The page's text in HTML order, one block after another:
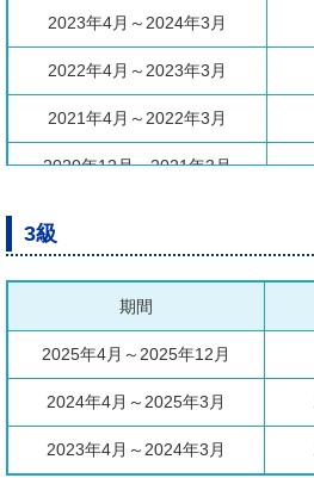
2023年4月～2024年3月
2022年4月～2023年3月
2021年4月～2022年3月
2020年12月～2021年3月
3級
期間
2025年4月～2025年12月
2024年4月～2025年3月
2023年4月～2024年3月